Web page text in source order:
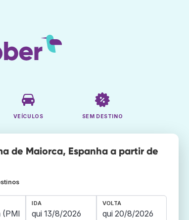
VEÍCULOS SEM DESTINO
de Maiorca, Espanha a partir de
IDA VOLTA